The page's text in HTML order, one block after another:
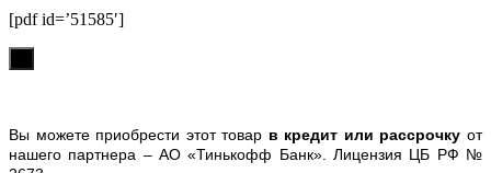
[pdf id=’51585′]
Вы можете приобрести этот товар в кредит или рассрочку от
нашего партнера – АО «Тинькофф Банк». Лицензия ЦБ РФ №